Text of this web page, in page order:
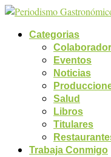
Categorias
Eventos
Noticias
Salud
Libros
Titulares
Trabaja Conmigo